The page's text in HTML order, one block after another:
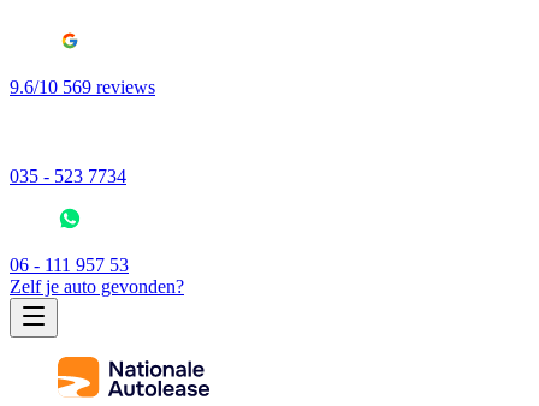
9.6/10 569 reviews
035 - 523 7734
06 - 111 957 53
Zelf je auto gevonden?